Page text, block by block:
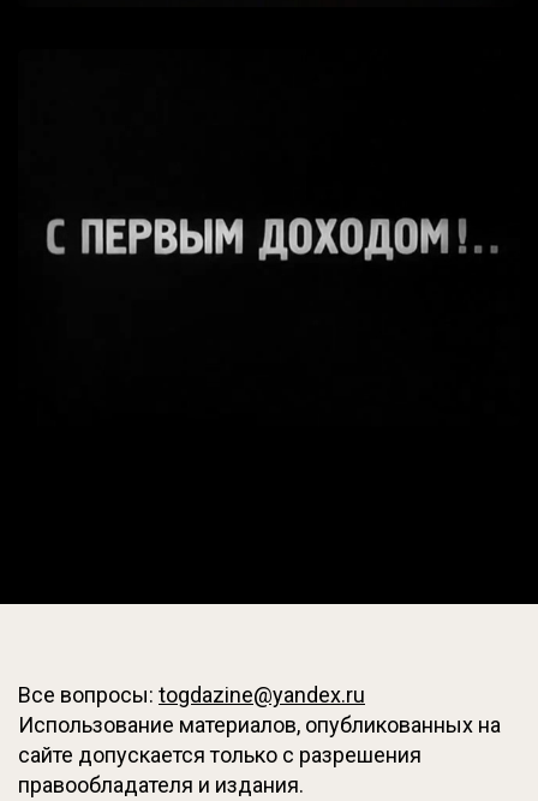
Все вопросы: togdazine@yandex.ru
Использование материалов, опубликованных на
сайте допускается только с разрешения
правообладателя и издания.